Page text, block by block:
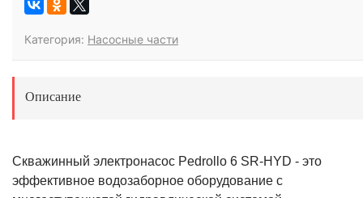
Категория: Насосные части
Описание
Скважинный электронасос Pedrollo 6 SR-HYD - это
эффективное водозаборное оборудование с